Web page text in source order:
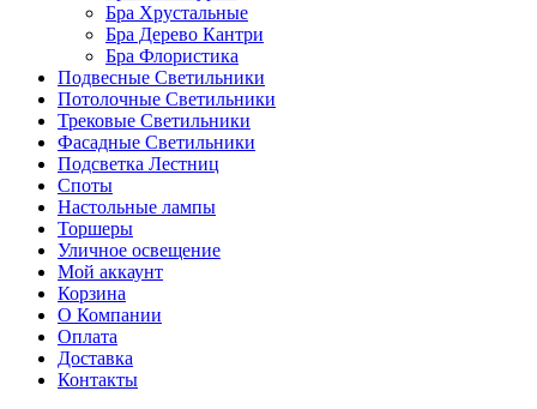
Бра Хрустальные
Бра Дерево Кантри
Бра Флористика
Подвесные Светильники
Потолочные Светильники
Трековые Светильники
Фасадные Светильники
Подсветка Лестниц
Споты
Настольные лампы
Торшеры
Уличное освещение
Мой аккаунт
Корзина
О Компании
Оплата
Доставка
Контакты